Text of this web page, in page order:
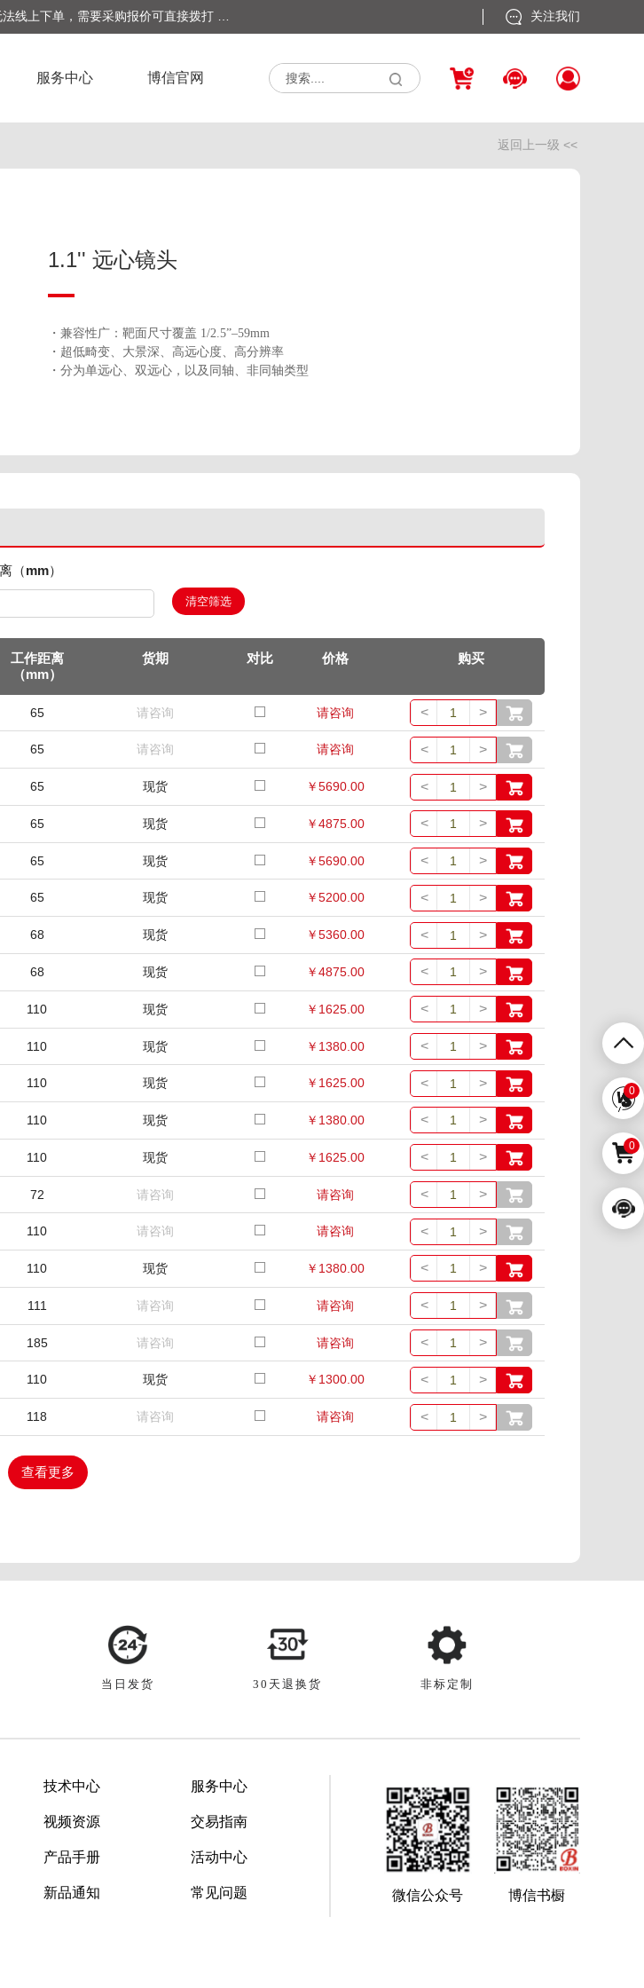
线上下单，需要采购报价可直接拨打 16
关注我们
服务中心 博信官网
返回上一级 <<
1.1'' 远心镜头
・兼容性广：靶面尺寸覆盖 1/2.5”–59mm
・超低畸变、大景深、高远心度、高分辨率
・分为单远心、双远心，以及同轴、非同轴类型
（mm）
清空筛选
工作距离
（mm）
货期 对比 价格 购买
65 请咨询 请咨询 < >
65 请咨询 请咨询 < >
65 现货 ￥5690.00 < >
65 现货 ￥4875.00 < >
65 现货 ￥5690.00 < >
65 现货 ￥5200.00 < >
68 现货 ￥5360.00 < >
68 现货 ￥4875.00 < >
110 现货 ￥1625.00 < >
110 现货 ￥1380.00 < >
110 现货 ￥1625.00 < >
110 现货 ￥1380.00 < >
110 现货 ￥1625.00 < >
72 请咨询 请咨询 < >
110 请咨询 请咨询 < >
110 现货 ￥1380.00 < >
111 请咨询 请咨询 < >
185 请咨询 请咨询 < >
110 现货 ￥1300.00 < >
118 请咨询 请咨询 < >
查看更多
当日发货 30天退换货 非标定制
技术中心
视频资源
产品手册
新品通知
服务中心
交易指南
活动中心
常见问题 微信公众号 博信书橱
0
0